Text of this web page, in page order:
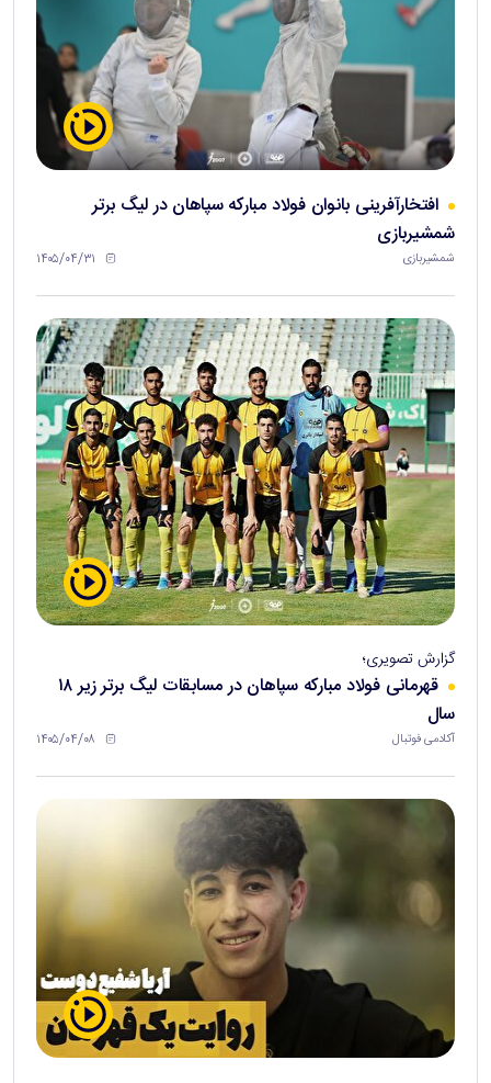
افتخارآفرینی بانوان فولاد مبارکه سپاهان در لیگ برتر
شمشیربازی
شمشیربازی ۱۴۰۵/۰۴/۳۱
گزارش تصویری؛
قهرمانی فولاد مبارکه سپاهان در مسابقات لیگ برتر زیر ۱۸
سال
آکادمی فوتبال ۱۴۰۵/۰۴/۰۸